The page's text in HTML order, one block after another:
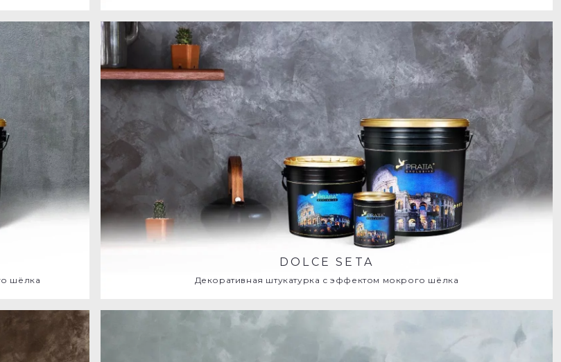
шёлка
DOLCE SETA
Декоративная штукатурка с эффектом мокрого шёлка